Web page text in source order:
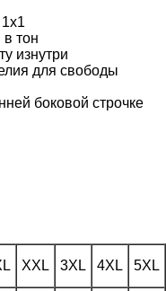
тон
изнутри
для свободы
боковой строчке
XXL 3XL 4XL 5XL